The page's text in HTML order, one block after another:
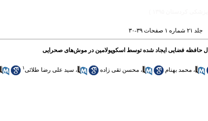
جلد ۲۱ شماره ۱ صفحات ۳۹-۳۰
حافظه فضایی ایجاد شده توسط اسکوپولامین در موش‌های صحرایی
، محمد بهنام ، محسن تقی زاده ، سید علی رضا طلائی۱